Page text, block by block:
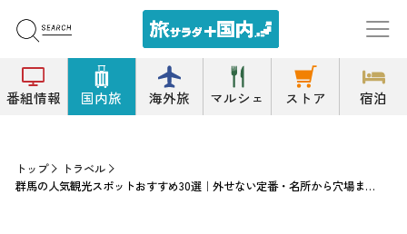
番組情報 国内旅 海外旅 マルシェ ストア 宿泊
トップ
トラベル
群馬の人気観光スポットおすすめ30選｜外せない定番・名所から穴場まで見どころ満載の観光地を紹介